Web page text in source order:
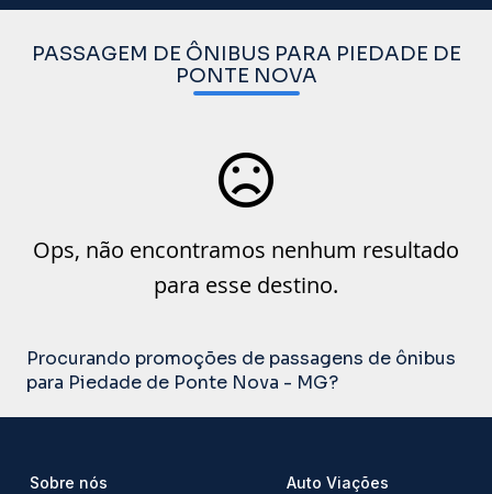
PASSAGEM DE ÔNIBUS PARA PIEDADE DE
PONTE NOVA
Ops, não encontramos nenhum resultado
para esse destino.
Procurando promoções de passagens de ônibus
para Piedade de Ponte Nova - MG?
Sobre nós Auto Viações